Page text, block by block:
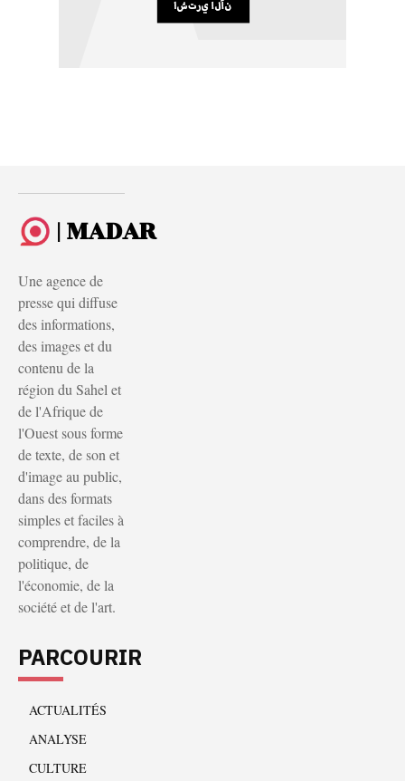
| MADAR
Une agence de
presse qui diffuse
des informations,
des images et du
contenu de la
région du Sahel et
de l'Afrique de
l'Ouest sous forme
de texte, de son et
d'image au public,
dans des formats
simples et faciles à
comprendre, de la
politique, de
l'économie, de la
société et de l'art.
PARCOURIR
ACTUALITÉS
ANALYSE
CULTURE